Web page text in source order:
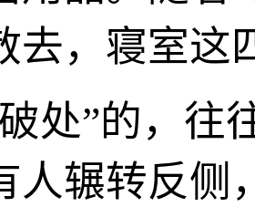
去，寝室这
处”的，往
人辗转反侧